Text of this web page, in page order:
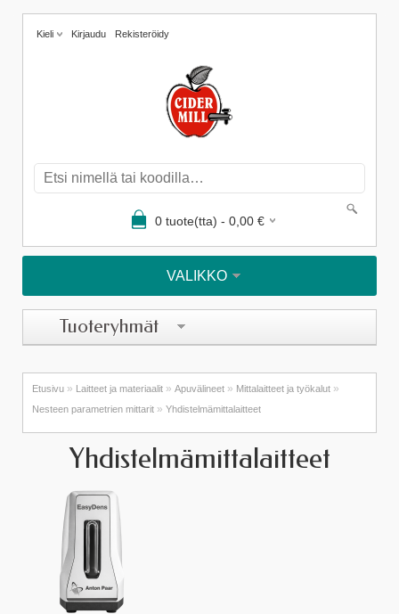
Kieli Kirjaudu Rekisteröidy
0tuote(tta) - 0,00€
VALIKKO
Tuoteryhmät
Etusivu » Laitteet ja materiaalit » Apuvälineet » Mittalaitteet ja työkalut »
Nesteen parametrien mittarit » Yhdistelmämittalaitteet
Yhdistelmämittalaitteet